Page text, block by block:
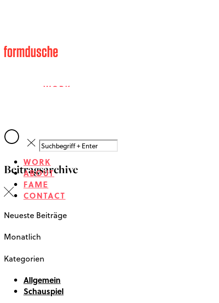
WORK
FAME
CONTACT
WORK
ABOUT
FAME
CONTACT
Beitragsarchive
Neueste Beiträge
Monatlich
Kategorien
Allgemein
Schauspiel